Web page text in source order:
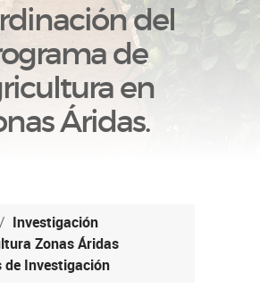
del
de
en
Áridas.
Investigación
Zonas Áridas
de Investigación